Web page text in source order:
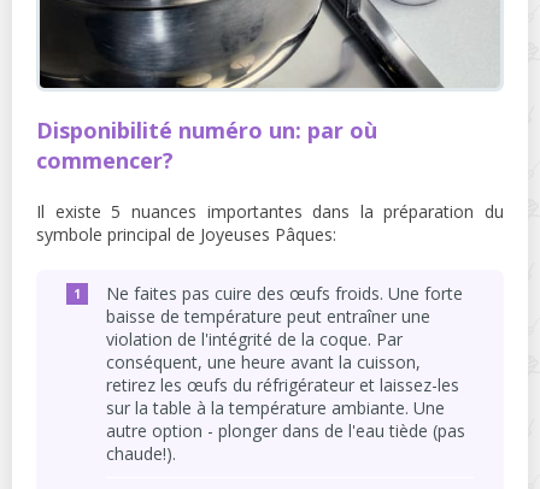
Disponibilité numéro un: par où
commencer?
Il existe 5 nuances importantes dans la préparation du
symbole principal de Joyeuses Pâques:
Ne faites pas cuire des œufs froids. Une forte
baisse de température peut entraîner une
violation de l'intégrité de la coque. Par
conséquent, une heure avant la cuisson,
retirez les œufs du réfrigérateur et laissez-les
sur la table à la température ambiante. Une
autre option - plonger dans de l'eau tiède (pas
chaude!).